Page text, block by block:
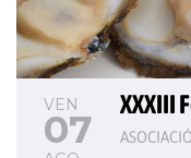
VEN
07
XXXIII